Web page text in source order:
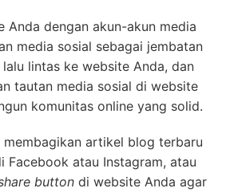
Anda dengan akun-akun media
media sosial sebagai jembatan
lintas ke website Anda, dan
tautan media sosial di website
komunitas online yang solid.
membagikan artikel blog terbaru
Facebook atau Instagram, atau
button di website Anda agar